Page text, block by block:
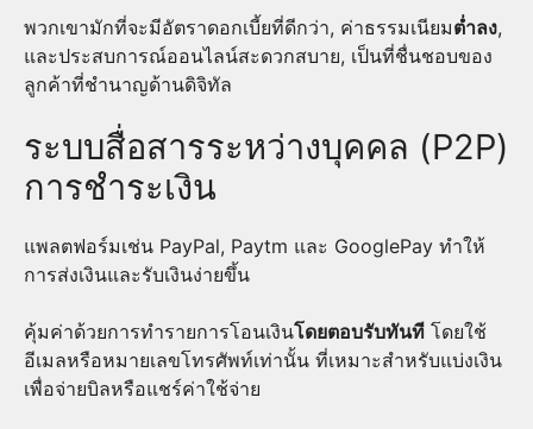
​พวกเขามักที่จะมีอัตราดอกเบี้ยที่ดีกว่า, ค่าธรรมเนียมต่ำลง,
และประสบการณ์ออนไลน์สะดวกสบาย, เป็นที่ชื่นชอบของ
ลูกค้าที่ชำนาญด้านดิจิทัล​
ระบบสื่อสารระหว่างบุคคล (P2P)
การชำระเงิน
แพลตฟอร์มเช่น PayPal, Paytm และ GooglePay ทำให้
การส่งเงินและรับเงินง่ายขึ้น
คุ้มค่าด้วยการทำรายการโอนเงินโดยตอบรับทันที โดยใช้
อีเมลหรือหมายเลขโทรศัพท์เท่านั้น ที่เหมาะสำหรับแบ่งเงิน
เพื่อจ่ายบิลหรือแชร์ค่าใช้จ่าย